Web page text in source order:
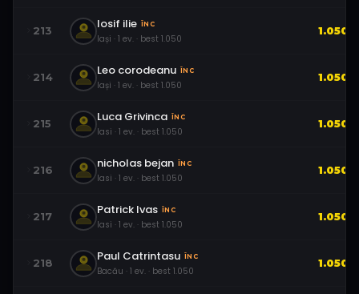
213 Iosif ilie ÎNC
Iași · 1 ev. · best 1.050
1.050
214 Leo corodeanu ÎNC
Iași · 1 ev. · best 1.050
1.050
215 Luca Grivinca ÎNC
Iasi · 1 ev. · best 1.050
1.050
216 nicholas bejan ÎNC
Iasi · 1 ev. · best 1.050
1.050
217 Patrick Ivas ÎNC
Iasi · 1 ev. · best 1.050
1.050
218 Paul Catrintasu ÎNC
Bacău · 1 ev. · best 1.050
1.050